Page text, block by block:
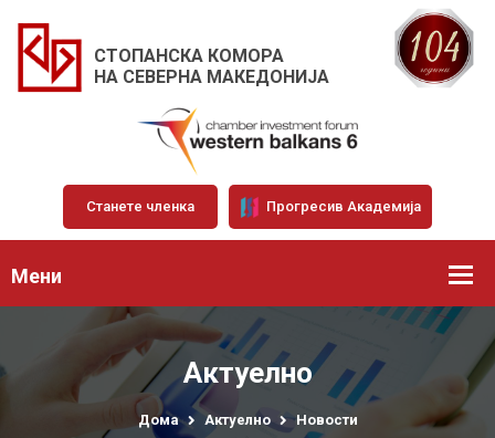
СТОПАНСКА КОМОРА
НА СЕВЕРНА МАКЕДОНИЈА
Станете членка Прогресив Академија
Мени
Актуелно
Дома Актуелно Новости